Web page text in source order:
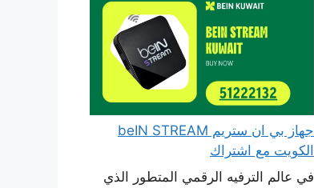
جهاز بي ان ستريم beIN STREAM
الكويت مع اشتراك
في عالم الترفيه الرقمي المتطور الذي